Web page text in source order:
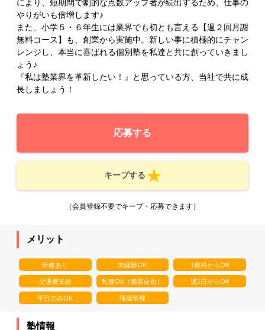
により、短期間で劇的な点数アップ者が続出するため、仕事の
やりがいも倍増します♪
また、小学５・６年生には業界でも初とも言える【週２回月謝
無料コース】も、創業から実施中。新しい事に積極的にチャン
レンジし、本当に喜ばれる個別塾を私達と共に創っていきまし
ょう♪
『私は塾業界を革新したい！』と思っている方、当社で共に成
長しましょう！
応募する
キープする
（会員登録不要でキープ・応募できます）
メリット
研修あり 未経験OK 1教科からOK
交通費支給 私服OK（服装自由） 週1日からOK
平日のみOK 職場禁煙
塾情報